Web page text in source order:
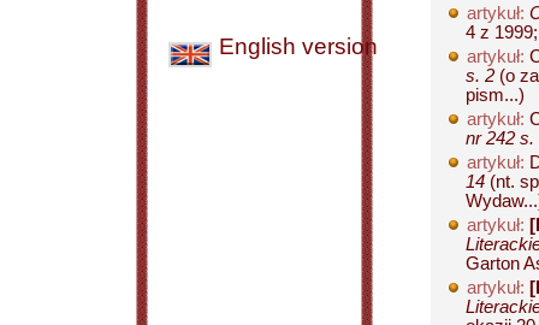
English version
artykuł:
4 z
artykuł:
s. 2 (o
pism...)
artykuł:
nr 242 s.
artykuł:
14 (nt.
artykuł:
Garton
artykuł: